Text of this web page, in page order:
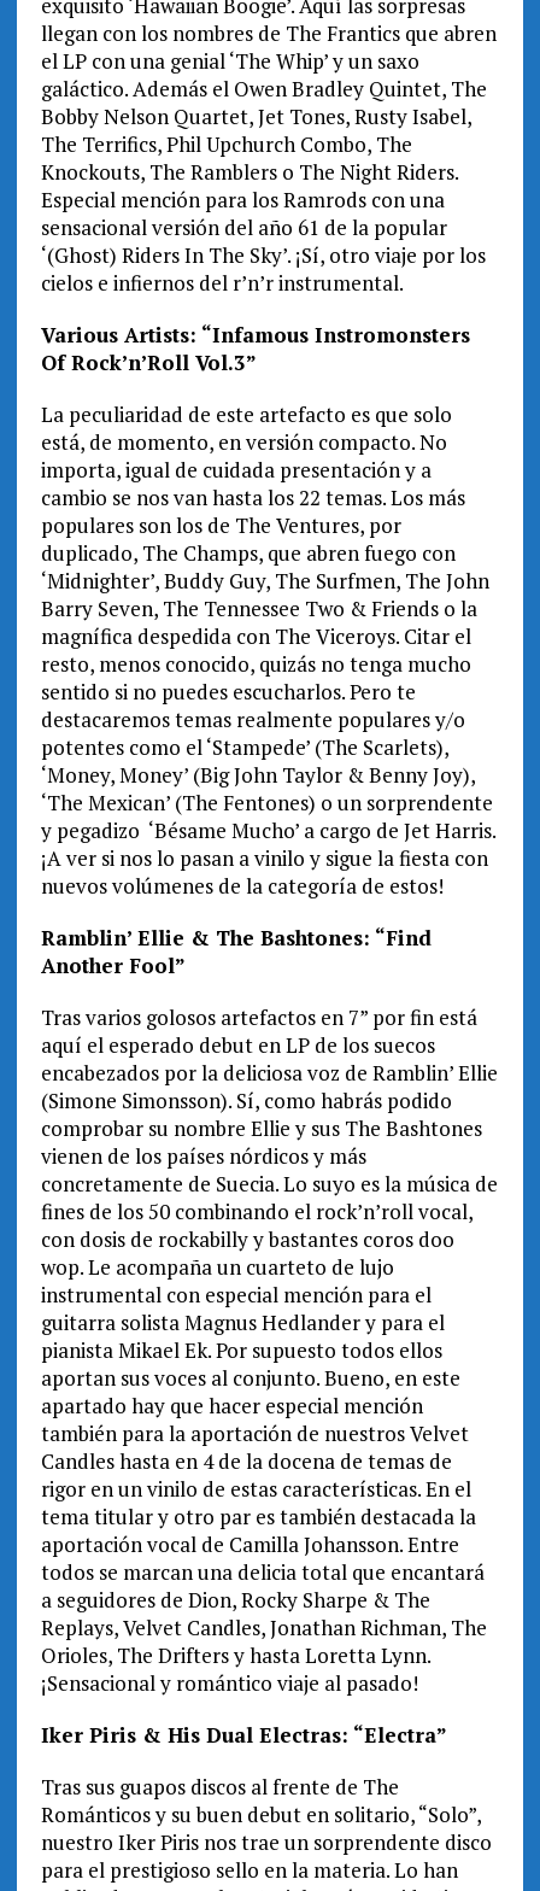
exquisito ‘Hawaiian Boogie’. Aquí las sorpresas
llegan con los nombres de The Frantics que abren
el LP con una genial ‘The Whip’ y un saxo
galáctico. Además el Owen Bradley Quintet, The
Bobby Nelson Quartet, Jet Tones, Rusty Isabel,
The Terrifics, Phil Upchurch Combo, The
Knockouts, The Ramblers o The Night Riders.
Especial mención para los Ramrods con una
sensacional versión del año 61 de la popular
‘(Ghost) Riders In The Sky’. ¡Sí, otro viaje por los
cielos e infiernos del r’n’r instrumental.
Various Artists: “Infamous Instromonsters
Of Rock’n’Roll Vol.3”
La peculiaridad de este artefacto es que solo
está, de momento, en versión compacto. No
importa, igual de cuidada presentación y a
cambio se nos van hasta los 22 temas. Los más
populares son los de The Ventures, por
duplicado, The Champs, que abren fuego con
‘Midnighter’, Buddy Guy, The Surfmen, The John
Barry Seven, The Tennessee Two & Friends o la
magnífica despedida con The Viceroys. Citar el
resto, menos conocido, quizás no tenga mucho
sentido si no puedes escucharlos. Pero te
destacaremos temas realmente populares y/o
potentes como el ‘Stampede’ (The Scarlets),
‘Money, Money’ (Big John Taylor & Benny Joy),
‘The Mexican’ (The Fentones) o un sorprendente
y pegadizo ‘Bésame Mucho’ a cargo de Jet Harris.
¡A ver si nos lo pasan a vinilo y sigue la fiesta con
nuevos volúmenes de la categoría de estos!
Ramblin’ Ellie & The Bashtones: “Find
Another Fool”
Tras varios golosos artefactos en 7” por fin está
aquí el esperado debut en LP de los suecos
encabezados por la deliciosa voz de Ramblin’ Ellie
(Simone Simonsson). Sí, como habrás podido
comprobar su nombre Ellie y sus The Bashtones
vienen de los países nórdicos y más
concretamente de Suecia. Lo suyo es la música de
fines de los 50 combinando el rock’n’roll vocal,
con dosis de rockabilly y bastantes coros doo
wop. Le acompaña un cuarteto de lujo
instrumental con especial mención para el
guitarra solista Magnus Hedlander y para el
pianista Mikael Ek. Por supuesto todos ellos
aportan sus voces al conjunto. Bueno, en este
apartado hay que hacer especial mención
también para la aportación de nuestros Velvet
Candles hasta en 4 de la docena de temas de
rigor en un vinilo de estas características. En el
tema titular y otro par es también destacada la
aportación vocal de Camilla Johansson. Entre
todos se marcan una delicia total que encantará
a seguidores de Dion, Rocky Sharpe & The
Replays, Velvet Candles, Jonathan Richman, The
Orioles, The Drifters y hasta Loretta Lynn.
¡Sensacional y romántico viaje al pasado!
Iker Piris & His Dual Electras: “Electra”
Tras sus guapos discos al frente de The
Románticos y su buen debut en solitario, “Solo”,
nuestro Iker Piris nos trae un sorprendente disco
para el prestigioso sello en la materia. Lo han